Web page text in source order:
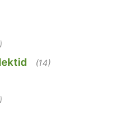
(14)